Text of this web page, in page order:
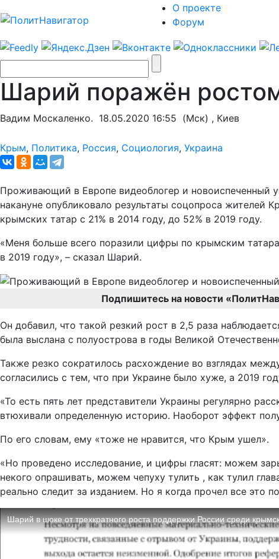
О проекте
Форум
Шарий поражён
Вадим Москаленко. 18.05.2020 16:55 (Мск) , Киев
Крым, Политика, Россия, Социология, Украина
Проживающий в Европе видеоблогер и новоиспеченный
накануне опубликовало результаты соцопроса жителей
крымских татар с 21% в 2014 году, до 52% в 2019 году.
«Меня больше всего поразили цифры по крымским
в 2019 году», – сказал Шарий.
Подпишитесь на новости
Он добавил, что такой резкий рост в 2,5 раза
была выслана c полуострова в годы Великой
Также резко сократилось расхождение во взглядах
согласились с тем, что при Украине было хуже, а 2019
«То есть пять лет представители Украины регулярно
втюхивали определенную историю. Наоборот эффект
По его словам, ему «тоже не нравится, что Крым ушел».
«Но проведено исследование, и цифры гласят: можем
некого опрашивать, можем чепуху тулить , как тулил
реально следит за изданием. Но я когда прочел все это